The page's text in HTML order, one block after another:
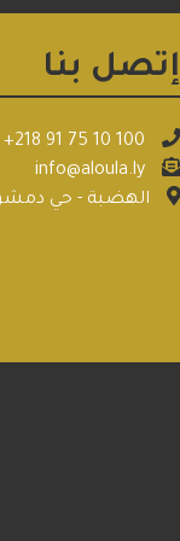
إتصل بنا
+218 91 75 10 100
info@aloula.ly
الهضبة - حي